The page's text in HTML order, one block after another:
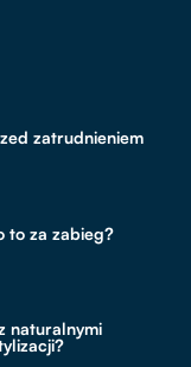
zatrudnieniem
to za zabieg?
naturalnymi